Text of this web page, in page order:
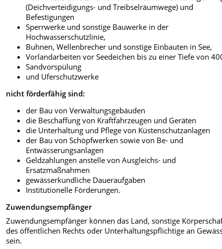
(Deichverteidigungs- und Treibselräumwege) und
Befestigungen
Sperrwerke und sonstige Bauwerke in der
Hochwasserschutzlinie,
Buhnen, Wellenbrecher und sonstige Einbauten in See,
Vorlandarbeiten vor Seedeichen bis zu einer Tiefe von
Sandvorspülung
und Uferschutzwerke
nicht förderfähig sind:
der Bau von Verwaltungsgebäuden
die Beschaffung von Kraftfahrzeugen und Geräten
die Unterhaltung und Pflege von Küstenschutzanlagen
der Bau von Schöpfwerken sowie von Be- und
Entwässerungsanlagen
Geldzahlungen anstelle von Ausgleichs- und
Ersatzmaßnahmen
gewässerkundliche Daueraufgaben
Institutionelle Förderungen.
Zuwendungsempfänger
Zuwendungsempfänger können das Land, sonstige
des öffentlichen Rechts oder Unterhaltungspflichtige an
sein.